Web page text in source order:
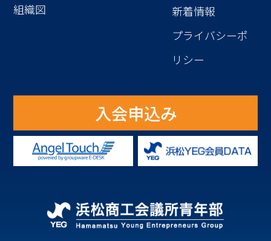
組織図
新着情報
プライバシーポ
リシー
入会申込み